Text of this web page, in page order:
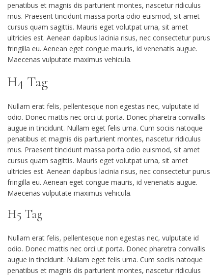
penatibus et magnis dis parturient montes, nascetur ridiculus
mus. Praesent tincidunt massa porta odio euismod, sit amet
cursus quam sagittis. Mauris eget volutpat urna, sit amet
ultricies est. Aenean dapibus lacinia risus, nec consectetur purus
fringilla eu. Aenean eget congue mauris, id venenatis augue.
Maecenas vulputate maximus vehicula.
H4 Tag
Nullam erat felis, pellentesque non egestas nec, vulputate id
odio. Donec mattis nec orci ut porta. Donec pharetra convallis
augue in tincidunt. Nullam eget felis urna. Cum sociis natoque
penatibus et magnis dis parturient montes, nascetur ridiculus
mus. Praesent tincidunt massa porta odio euismod, sit amet
cursus quam sagittis. Mauris eget volutpat urna, sit amet
ultricies est. Aenean dapibus lacinia risus, nec consectetur purus
fringilla eu. Aenean eget congue mauris, id venenatis augue.
Maecenas vulputate maximus vehicula.
H5 Tag
Nullam erat felis, pellentesque non egestas nec, vulputate id
odio. Donec mattis nec orci ut porta. Donec pharetra convallis
augue in tincidunt. Nullam eget felis urna. Cum sociis natoque
penatibus et magnis dis parturient montes, nascetur ridiculus